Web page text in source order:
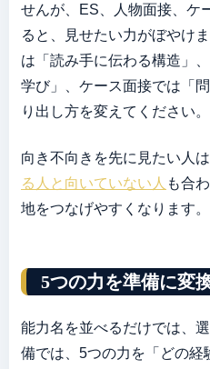
せんが、ES、人物面接、ケ
ると、見せたい力がぼやけ
は「読み手に伝わる構造」
学び」、ケース面接では「
り出し方を変えてください。
向き不向きを先に見たい人は
る人と向いていない人 も合
地をつなげやすくなります。
5つの力を準備に変
能力名を並べるだけでは、
備では、5つの力を「どの